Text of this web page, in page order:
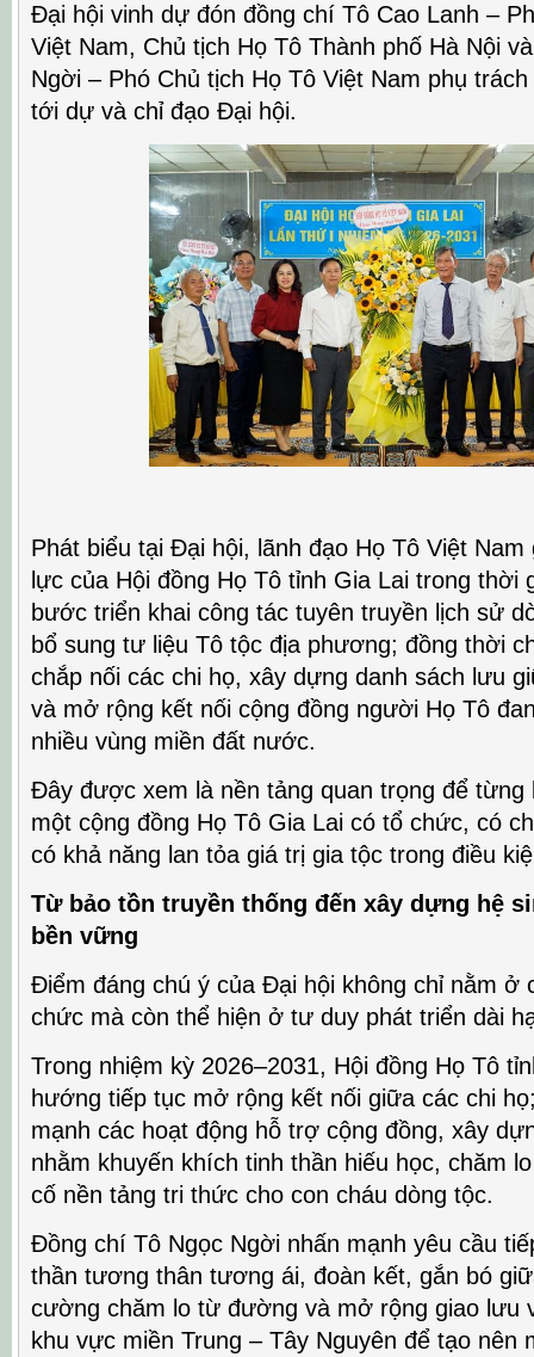
Đại hội vinh dự đón đồng chí Tô Cao Lanh –
Việt Nam, Chủ tịch Họ Tô Thành phố Hà Nội
Ngời – Phó Chủ tịch Họ Tô Việt Nam phụ
tới dự và chỉ đạo Đại hội.
Phát biểu tại Đại hội, lãnh đạo Họ Tô Việt
lực của Hội đồng Họ Tô tỉnh Gia Lai trong thời
bước triển khai công tác tuyên truyền lịch sử
bổ sung tư liệu Tô tộc địa phương; đồng thời
chắp nối các chi họ, xây dựng danh sách lưu
và mở rộng kết nối cộng đồng người Họ Tô
nhiều vùng miền đất nước.
Đây được xem là nền tảng quan trọng để
một cộng đồng Họ Tô Gia Lai có tổ chức, có
có khả năng lan tỏa giá trị gia tộc trong điều
Từ bảo tồn truyền thống đến xây dựng hệ
bền vững
Điểm đáng chú ý của Đại hội không chỉ nằm ở
chức mà còn thể hiện ở tư duy phát triển dài
Trong nhiệm kỳ 2026–2031, Hội đồng Họ Tô
hướng tiếp tục mở rộng kết nối giữa các chi
mạnh các hoạt động hỗ trợ cộng đồng, xây
nhằm khuyến khích tinh thần hiếu học, chăm
cố nền tảng tri thức cho con cháu dòng tộc.
Đồng chí Tô Ngọc Ngời nhấn mạnh yêu cầu
thần tương thân tương ái, đoàn kết, gắn bó
cường chăm lo từ đường và mở rộng giao lưu
khu vực miền Trung – Tây Nguyên để tạo nên